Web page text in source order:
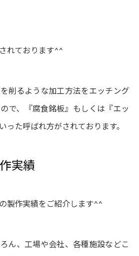
れております^^
削るような加工方法をエッチング
で、『腐食銘板』もしくは『エッ
った呼ばれ方がされております。
実績
製作実績をご紹介します^^
ん、工場や会社、各種施設などこ